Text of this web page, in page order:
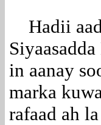
Hadii aad
in aanay
marka
rafaad ah